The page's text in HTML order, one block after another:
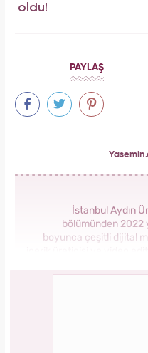
oldu!
PAYLAŞ
İstanbul Aydın
bölümünden 2022
boyunca çeşitli dijital
içerik üreticisi ve video
Kanal7 Medya Grubu